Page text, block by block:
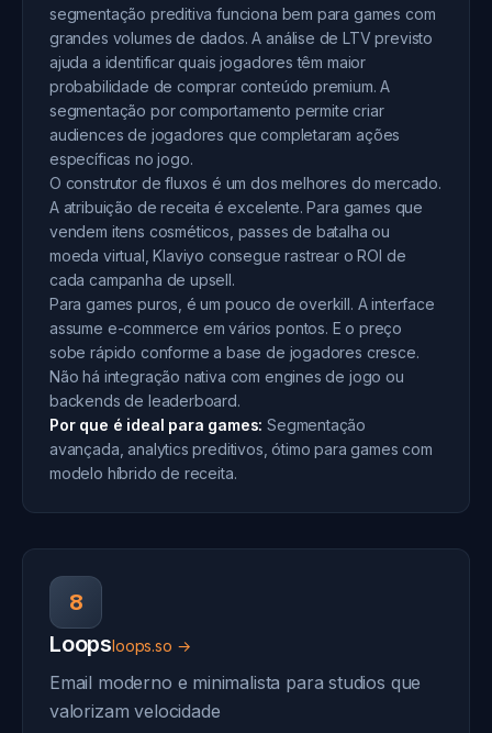
segmentação preditiva funciona bem para games com
grandes volumes de dados. A análise de LTV previsto
ajuda a identificar quais jogadores têm maior
probabilidade de comprar conteúdo premium. A
segmentação por comportamento permite criar
audiences de jogadores que completaram ações
específicas no jogo.
O construtor de fluxos é um dos melhores do mercado.
A atribuição de receita é excelente. Para games que
vendem itens cosméticos, passes de batalha ou
moeda virtual, Klaviyo consegue rastrear o ROI de
cada campanha de upsell.
Para games puros, é um pouco de overkill. A interface
assume e-commerce em vários pontos. E o preço
sobe rápido conforme a base de jogadores cresce.
Não há integração nativa com engines de jogo ou
backends de leaderboard.
Por que é ideal para games: Segmentação
avançada, analytics preditivos, ótimo para games com
modelo híbrido de receita.
8
Loopsloops.so →
Email moderno e minimalista para studios que
valorizam velocidade